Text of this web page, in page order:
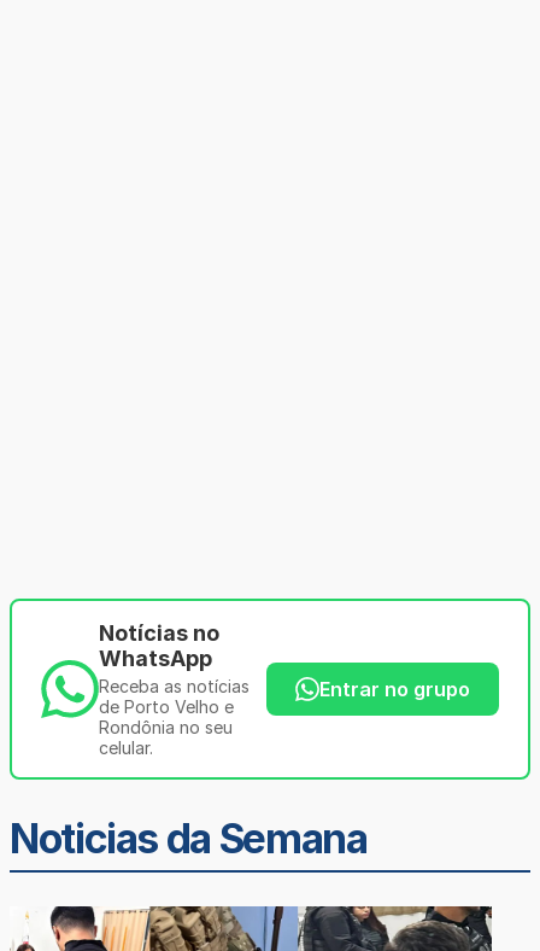
Notícias no
WhatsApp
Receba as notícias
de Porto Velho e
Rondônia no seu
celular.
Entrar no grupo
Noticias da Semana